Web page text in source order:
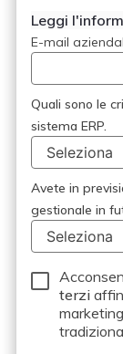
Leggi
E-mail
Quali sono le
sistema ERP.
Avete in
gestionale in
terzi